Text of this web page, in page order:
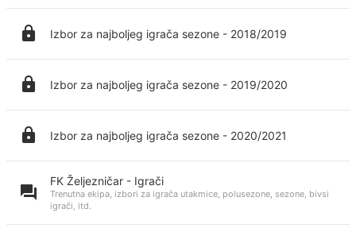
Izbor za najboljeg igrača sezone - 2018/2019
Izbor za najboljeg igrača sezone - 2019/2020
Izbor za najboljeg igrača sezone - 2020/2021
FK Željezničar - Igrači
Trenutna ekipa, izbori za igrača utakmice, polusezone, sezone, bivsi
igrači, itd.